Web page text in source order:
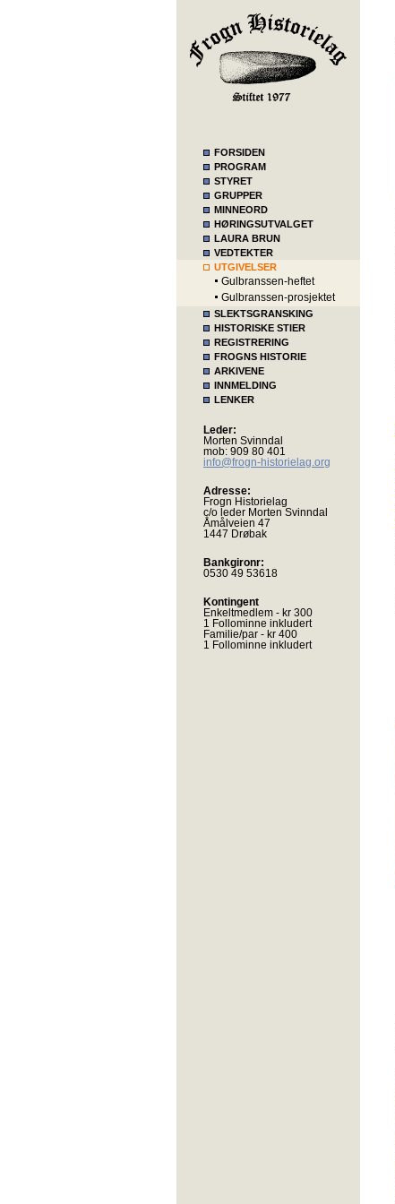
FORSIDEN
PROGRAM
STYRET
GRUPPER
MINNEORD
HØRINGSUTVALGET
LAURA BRUN
VEDTEKTER
UTGIVELSER
Gulbranssen-heftet
Gulbranssen-prosjektet
SLEKTSGRANSKING
HISTORISKE STIER
REGISTRERING
FROGNS HISTORIE
ARKIVENE
INNMELDING
LENKER
Leder:
Morten Svinndal
mob: 909 80 401
info@frogn-historielag.org
Adresse:
Frogn Historielag
c/o leder Morten Svinndal
Åmålveien 47
1447 Drøbak
Bankgironr:
0530 49 53618
Kontingent
Enkeltmedlem - kr 300
1 Follominne inkludert
Familie/par - kr 400
1 Follominne inkludert